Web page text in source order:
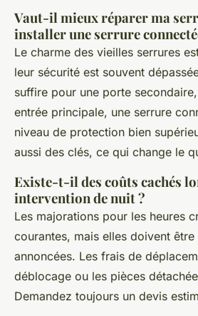
Vaut-il mieux réparer ma
installer une serrure
Le charme des vieilles serrures
leur sécurité est souvent
suffire pour une porte
entrée principale, une serrure
niveau de protection bien
aussi des clés, ce qui change le
Existe-t-il des coûts cachés
intervention de nuit ?
Les majorations pour les heures
courantes, mais elles doivent
annoncées. Les frais de
déblocage ou les pièces
Demandez toujours un devis